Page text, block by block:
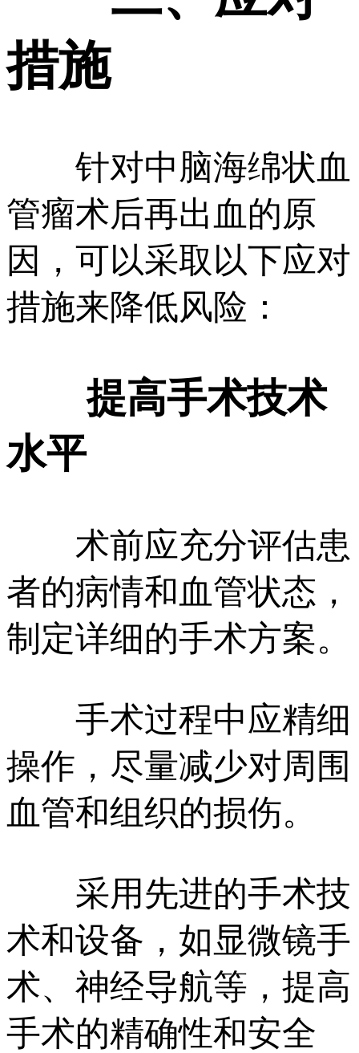
措施
针对中脑海绵状血
管瘤术后再出血的原
因，可以采取以下应对
措施来降低风险：
提高手术技术
水平
术前应充分评估患
者的病情和血管状态，
制定详细的手术方案。
手术过程中应精细
操作，尽量减少对周围
血管和组织的损伤。
采用先进的手术技
术和设备，如显微镜手
术、神经导航等，提高
手术的精确性和安全